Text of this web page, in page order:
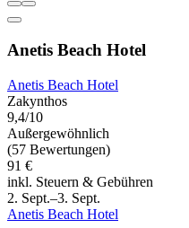
Anetis Beach Hotel
Anetis Beach Hotel
Zakynthos
9,4/10
Außergewöhnlich
(57 Bewertungen)
91 €
inkl. Steuern & Gebühren
2. Sept.–3. Sept.
Anetis Beach Hotel